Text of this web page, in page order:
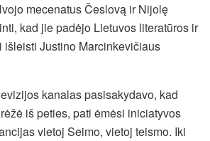
mecenatus Česlovą ir Nijolę
kad jie padėjo Lietuvos literatūros ir
išleisti Justino Marcinkevičiaus
kanalas pasisakydavo, kad
iš peties, pati ėmėsi iniciatyvos
vietoj Seimo, vietoj teismo. Iki